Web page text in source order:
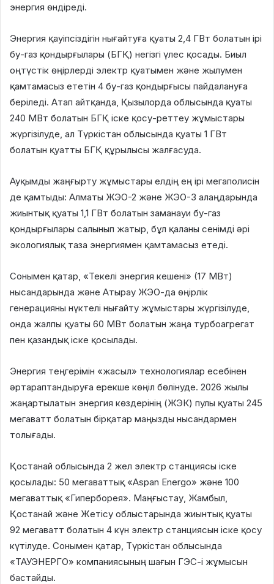
энергия өндіреді.
Энергия қауіпсіздігін нығайтуға қуаты 2,4 ГВт болатын ірі
бу-газ қондырғылары (БГҚ) негізгі үлес қосады. Биыл
оңтүстік өңірлерді электр қуатымен және жылумен
қамтамасыз ететін 4 бу-газ қондырғысы пайдалануға
беріледі. Атап айтқанда, Қызылорда облысында қуаты
240 МВт болатын БГҚ іске қосу-реттеу жұмыстары
жүргізілуде, ал Түркістан облысында қуаты 1 ГВт
болатын қуатты БГҚ құрылысы жалғасуда.
Ауқымды жаңғырту жұмыстары елдің ең ірі мегаполисін
де қамтыды: Алматы ЖЭО-2 және ЖЭО-3 алаңдарында
жиынтық қуаты 1,1 ГВт болатын заманауи бу-газ
қондырғылары салынып жатыр, бұл қаланы сенімді әрі
экологиялық таза энергиямен қамтамасыз етеді.
Сонымен қатар, «Текелі энергия кешені» (17 МВт)
нысандарында және Атырау ЖЭО-да өңірлік
генерацияны нүктелі нығайту жұмыстары жүргізілуде,
онда жалпы қуаты 60 МВт болатын жаңа турбоагрегат
пен қазандық іске қосылады.
Энергия теңгерімін «жасыл» технологиялар есебінен
әртараптандыруға ерекше көңіл бөлінуде. 2026 жылы
жаңартылатын энергия көздерінің (ЖЭК) пулы қуаты 245
мегаватт болатын бірқатар маңызды нысандармен
толығады.
Қостанай облысында 2 жел электр станциясы іске
қосылады: 50 мегаваттық «Aspan Energo» және 100
мегаваттық «Гиперборея». Маңғыстау, Жамбыл,
Қостанай және Жетісу облыстарында жиынтық қуаты
92 мегаватт болатын 4 күн электр станциясын іске қосу
күтілуде. Сонымен қатар, Түркістан облысында
«ТАУЭНЕРГО» компаниясының шағын ГЭС-і жұмысын
бастайды.